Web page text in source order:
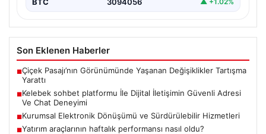
Son Eklenen Haberler
■Çiçek Pasajı’nın Görünümünde Yaşanan Değişiklikler Tartışma
Yarattı
■Kelebek sohbet platformu İle Dijital İletişimin Güvenli Adresi
Ve Chat Deneyimi
■Kurumsal Elektronik Dönüşümü ve Sürdürülebilir Hizmetleri
■Yatırım araçlarının haftalık performansı nasıl oldu?